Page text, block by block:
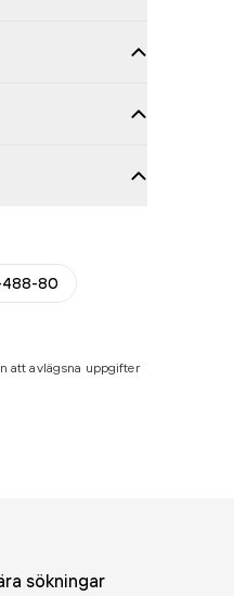
80
att avlägsna uppgifter
sökningar